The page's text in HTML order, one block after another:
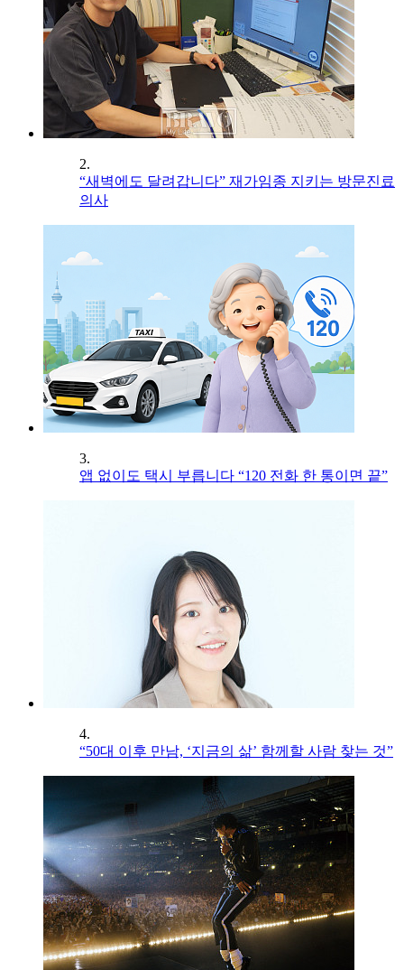
2.
“새벽에도 달려갑니다” 재가임종 지키는 방문진료
의사
3.
앱 없이도 택시 부릅니다 “120 전화 한 통이면 끝”
4.
“50대 이후 만남, ‘지금의 삶’ 함께할 사람 찾는 것”